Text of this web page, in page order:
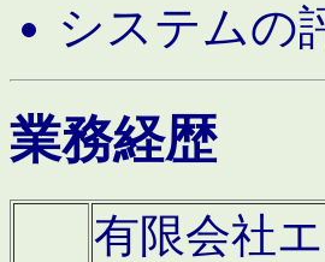
システムの
業務経歴
有限会社